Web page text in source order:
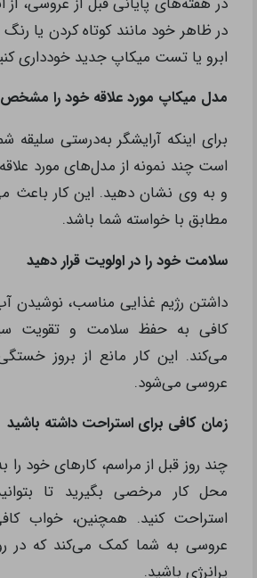
در ظاهر خود مانند کوتاه کردن یا رنگ
ابرو یا تست میکاپ جدید خودداری
مدل میکاپ مورد علاقه خود را مشخص
برای اینکه آرایشگر به‌درستی سلیقه
است چند نمونه از مدل‌های مورد
و به وی نشان دهید. این کار باعث
مطابق با خواسته شما باشد.
سلامت خود را در اولویت قرار دهید
داشتن رژیم غذایی مناسب، نوشیدن
کافی به حفظ سلامت و تقویت
می‌کند. این کار مانع از بروز
عروسی می‌شود.
زمان کافی برای استراحت داشته باشید
چند روز قبل از مراسم، کارهای خود را
محل کار مرخصی بگیرید تا
استراحت کنید. همچنین، خواب
عروسی به شما کمک می‌کند که در
پرانرژی باشید.